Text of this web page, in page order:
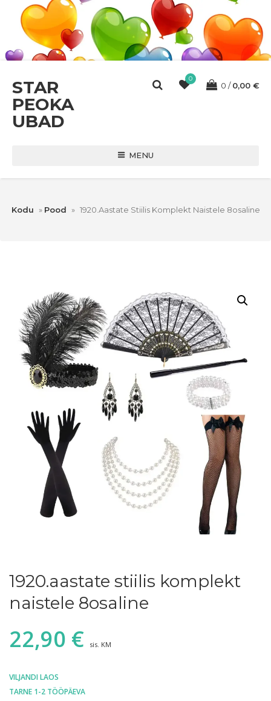
STAR
PEOKA
UBAD
0
0 0,00 €
MENU
Kodu » Pood » 1920.aastate Stiilis Komplekt Naistele 8osaline
1920.aastate stiilis komplekt
naistele 8osaline
22,90 € sis. KM
VILJANDI LAOS
TARNE 1-2 TÖÖPÄEVA